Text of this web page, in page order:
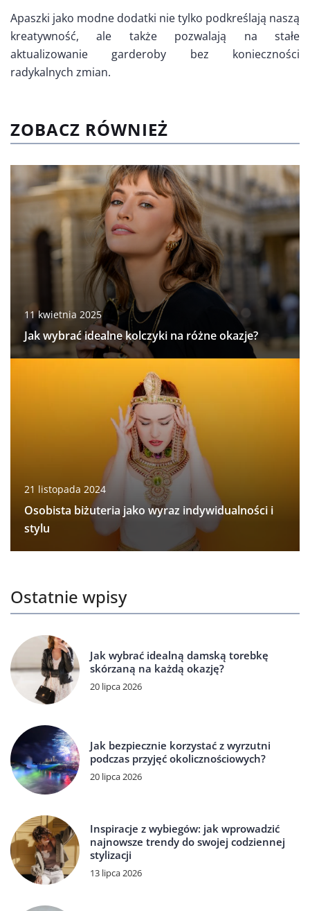
Apaszki jako modne dodatki nie tylko podkreślają naszą
kreatywność, ale także pozwalają na stałe
aktualizowanie garderoby bez konieczności
radykalnych zmian.
ZOBACZ RÓWNIEŻ
11 kwietnia 2025
Jak wybrać idealne kolczyki na różne okazje?
21 listopada 2024
Osobista biżuteria jako wyraz indywidualności i
stylu
Ostatnie wpisy
Jak wybrać idealną damską torebkę
skórzaną na każdą okazję?
20 lipca 2026
Jak bezpiecznie korzystać z wyrzutni
podczas przyjęć okolicznościowych?
20 lipca 2026
Inspiracje z wybiegów: jak wprowadzić
najnowsze trendy do swojej codziennej
stylizacji
13 lipca 2026